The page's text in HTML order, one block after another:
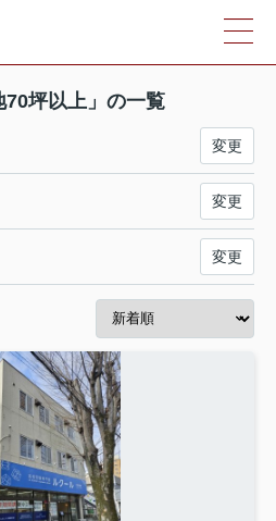
70坪以上」の一覧
変更
変更
変更